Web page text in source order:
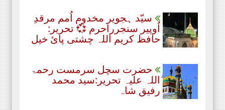
سیّد ہجویر مخدوم اُمم مرقدِ
اُوپیر سنجرراحرم 💞 تحریر:
حافظ کریم اللہ چشتی پائ خیل
حضرت سچل سرمست رحمۃ
ُاللہ علیہ تحریر:سید محمد
رفیق شاہ